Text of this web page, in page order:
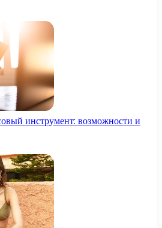
инструмент: возможности и